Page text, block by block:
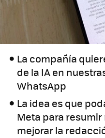
La compañía
de la IA en
WhatsApp
La idea es que
Meta para
mejorar la